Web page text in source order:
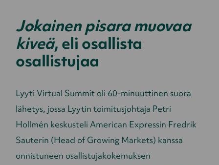
Jokainen pisara muovaa
kiveä, eli osallista
osallistujaa
Lyyti Virtual Summit oli 60-minuuttinen suora
lähetys, jossa Lyytin toimitusjohtaja Petri
Hollmén keskusteli American Expressin Fredrik
Sauterin (Head of Growing Markets) kanssa
onnistuneen osallistujakokemuksen